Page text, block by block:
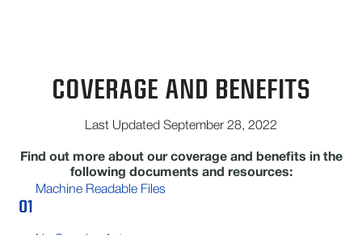
COVERAGE AND BENEFITS
Last Updated September 28, 2022
Find out more about our coverage and benefits in the
following documents and resources:
Machine Readable Files